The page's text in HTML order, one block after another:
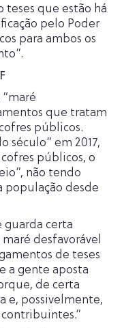
teses que estão há
pelo Poder
para ambos os
que tratam
públicos.
século” em 2017,
públicos, o
não tendo
população desde
certa
desfavorável
de teses
a gente aposta
de certa
e, possivelmente,